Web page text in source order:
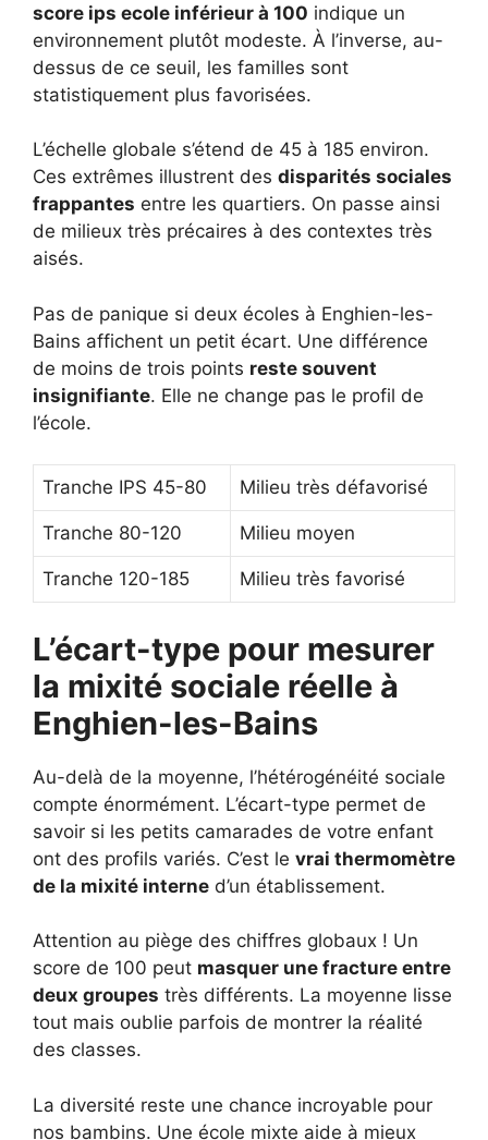
score ips ecole inférieur à 100 indique un
environnement plutôt modeste. À l’inverse, au-
dessus de ce seuil, les familles sont
statistiquement plus favorisées.
L’échelle globale s’étend de 45 à 185 environ.
Ces extrêmes illustrent des disparités sociales
frappantes entre les quartiers. On passe ainsi
de milieux très précaires à des contextes très
aisés.
Pas de panique si deux écoles à Enghien-les-
Bains affichent un petit écart. Une différence
de moins de trois points reste souvent
insignifiante. Elle ne change pas le profil de
l’école.
Tranche IPS 45-80 Milieu très défavorisé
Tranche 80-120 Milieu moyen
Tranche 120-185 Milieu très favorisé
L’écart-type pour mesurer
la mixité sociale réelle à
Enghien-les-Bains
Au-delà de la moyenne, l’hétérogénéité sociale
compte énormément. L’écart-type permet de
savoir si les petits camarades de votre enfant
ont des profils variés. C’est le vrai thermomètre
de la mixité interne d’un établissement.
Attention au piège des chiffres globaux ! Un
score de 100 peut masquer une fracture entre
deux groupes très différents. La moyenne lisse
tout mais oublie parfois de montrer la réalité
des classes.
La diversité reste une chance incroyable pour
nos bambins. Une école mixte aide à mieux